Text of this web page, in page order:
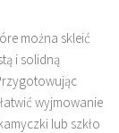
można skleić
i solidną
wyjmowanie
lub szkło